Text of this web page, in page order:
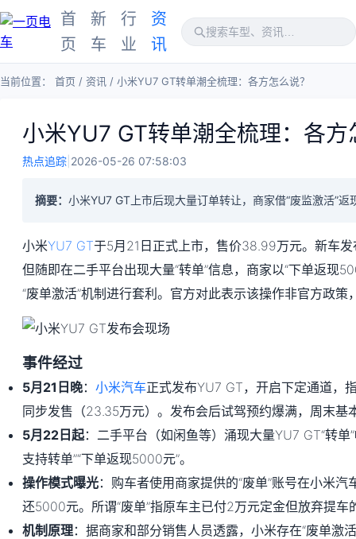
首
页
新
车
行
业
资
讯
当前位置： 首页 / 资讯 / 小米YU7 GT转单潮全梳理：各方怎么说？
小米YU7 GT转单潮全梳理：各方
热点追踪 2026-05-26 07:58:03
摘要： 小米YU7 GT上市后现大量订单转让，商家借“废监激活”返
小米YU7 GT于5月21日正式上市，售价38.99万元。新车
但随即在二手平台出现大量“转单”信息，商家以“下单返现
“废单激活”机制进行套利。官方对此表示该操作非官方政策
事件经过
5月21日晚： 小米汽车正式发布YU7 GT，开启下定通道，
同步发售（23.35万元）。发布会后试驾预约爆满，周末基
5月22日起：二手平台（如闲鱼等）涌现大量YU7 GT“转单
支持转单”“下单返现5000元”。
操作模式曝光：购车者使用商家提供的“废单”账号在小米
还5000元。所谓“废单”指原车主已付2万元定金但放弃提车
机制原理：据商家和部分销售人员透露，小米存在“废单